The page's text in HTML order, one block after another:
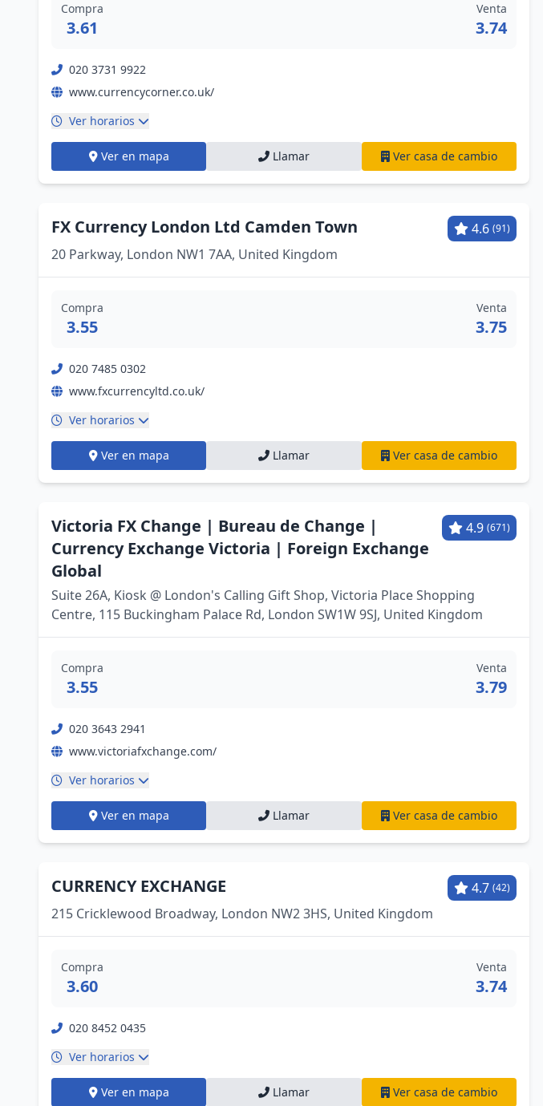
Compra
3.61
Venta
3.74
020 3731 9922
www.currencycorner.co.uk/
Ver horarios
Ver en mapa Llamar Ver casa de cambio
FX Currency London Ltd Camden Town 4.6 (91)
20 Parkway, London NW1 7AA, United Kingdom
Compra
3.55
Venta
3.75
020 7485 0302
www.fxcurrencyltd.co.uk/
Ver horarios
Ver en mapa Llamar Ver casa de cambio
Victoria FX Change | Bureau de Change |
Currency Exchange Victoria | Foreign Exchange
Global
4.9 (671)
Suite 26A, Kiosk @ London's Calling Gift Shop, Victoria Place Shopping
Centre, 115 Buckingham Palace Rd, London SW1W 9SJ, United Kingdom
Compra
3.55
Venta
3.79
020 3643 2941
www.victoriafxchange.com/
Ver horarios
Ver en mapa Llamar Ver casa de cambio
CURRENCY EXCHANGE 4.7 (42)
215 Cricklewood Broadway, London NW2 3HS, United Kingdom
Compra
3.60
Venta
3.74
020 8452 0435
Ver horarios
Ver en mapa Llamar Ver casa de cambio